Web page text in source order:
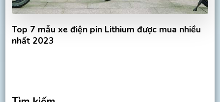
Top 7 mẫu xe điện pin Lithium được mua nhiều
nhất 2023